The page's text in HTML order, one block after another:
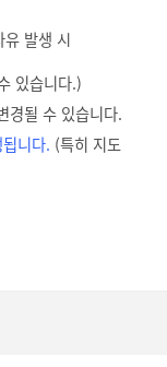
발생 시
있습니다.)
경될 수 있습니다.
니다. (특히 지도